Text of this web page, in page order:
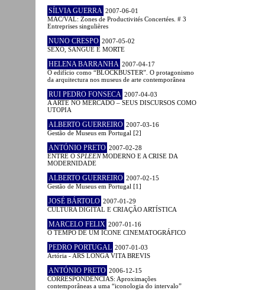
SÍLVIA GUERRA 2007-06-01
MAC/VAL: Zones de Productivités Concertées. # 3
Entreprises singulières
NUNO CRESPO 2007-05-02
SEXO, SANGUE E MORTE
HELENA BARRANHA 2007-04-17
O edifício como “BLOCKBUSTER”. O protagonismo
da arquitectura nos museus de arte contemporânea
RUI PEDRO FONSECA 2007-04-03
A ARTE NO MERCADO – SEUS DISCURSOS COMO
UTOPIA
ALBERTO GUERREIRO 2007-03-16
Gestão de Museus em Portugal [2]
ANTÓNIO PRETO 2007-02-28
ENTRE O SPLEENMODERNO E A CRISE DA
MODERNIDADE
ALBERTO GUERREIRO 2007-02-15
Gestão de Museus em Portugal [1]
JOSÉ BÁRTOLO 2007-01-29
CULTURA DIGITAL E CRIAÇÃO ARTÍSTICA
MARCELO FELIX 2007-01-16
O TEMPO DE UM ÍCONE CINEMATOGRÁFICO
PEDRO PORTUGAL 2007-01-03
Artória - ARS LONGA VITA BREVIS
ANTÓNIO PRETO 2006-12-15
CORRESPONDÊNCIAS: Aproximações
contemporâneas a uma “iconologia do intervalo”